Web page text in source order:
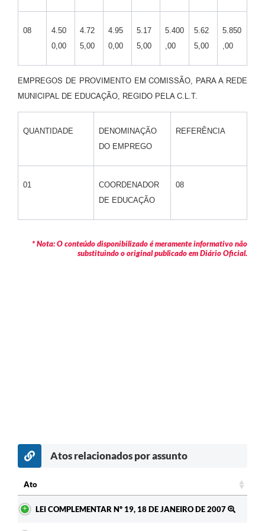
08
4.50
0,00
4.72
5,00
4.95
0,00
5.17
5,00
5.400
,00
5.62
5,00
5.850
,00
EMPREGOS DE PROVIMENTO EM COMISSÃO, PARA A REDE
MUNICIPAL DE EDUCAÇÃO, REGIDO PELA C.L.T.
QUANTIDADE
DENOMINAÇÃO
DO EMPREGO
REFERÊNCIA
01
COORDENADOR
DE EDUCAÇÃO
08
* Nota: O conteúdo disponibilizado é meramente informativo não
substituindo o original publicado em Diário Oficial.
Atos relacionados por assunto
Ato
LEI COMPLEMENTAR Nº 19, 18 DE JANEIRO DE 2007